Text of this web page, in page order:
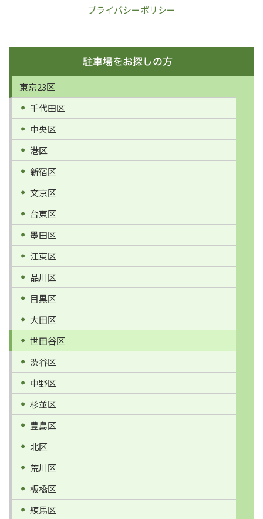
プライバシーポリシー
東京23区
千代田区
中央区
港区
新宿区
文京区
台東区
墨田区
江東区
品川区
目黒区
大田区
世田谷区
渋谷区
中野区
杉並区
豊島区
北区
荒川区
板橋区
練馬区